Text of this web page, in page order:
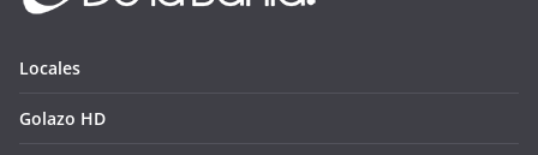
Locales
Golazo HD